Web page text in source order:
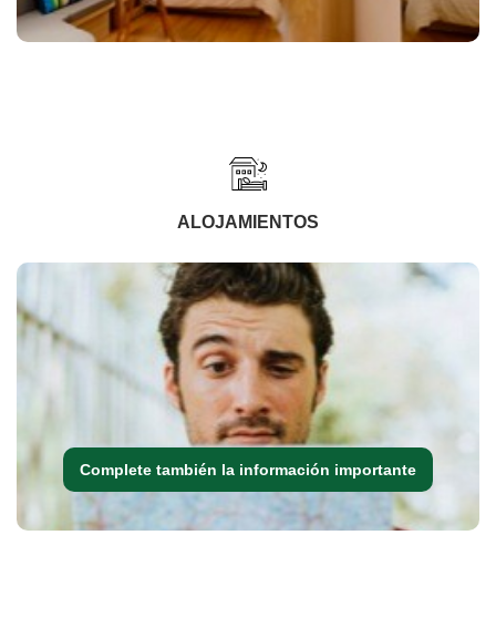
ALOJAMIENTOS
Complete también la información importante